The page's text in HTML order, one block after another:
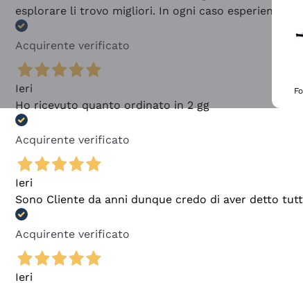
esplorare li trovo migliori. In ogni caso esperienza
Acquirente verificato
Ieri
Ho ricevuto quanto ordinato in 2 gg
Acquirente verificato
Ieri
Sono Cliente da anni dunque credo di aver detto
Acquirente verificato
Ieri